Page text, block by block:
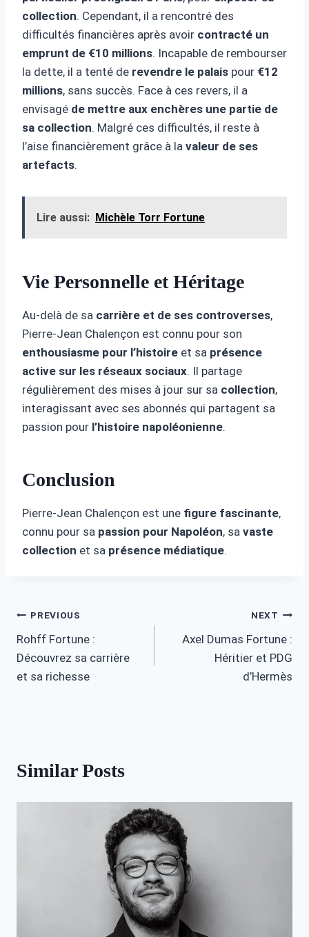
collection. Cependant, il a rencontré des
difficultés financières après avoir contracté un
emprunt de €10 millions. Incapable de rembourser
la dette, il a tenté de revendre le palais pour €12
millions, sans succès. Face à ces revers, il a
envisagé de mettre aux enchères une partie de
sa collection. Malgré ces difficultés, il reste à
l’aise financièrement grâce à la valeur de ses
artefacts.
Lire aussi: Michèle Torr Fortune
Vie Personnelle et Héritage
Au-delà de sa carrière et de ses controverses,
Pierre-Jean Chalençon est connu pour son
enthousiasme pour l’histoire et sa présence
active sur les réseaux sociaux. Il partage
régulièrement des mises à jour sur sa collection,
interagissant avec ses abonnés qui partagent sa
passion pour l’histoire napoléonienne.
Conclusion
Pierre-Jean Chalençon est une figure fascinante,
connu pour sa passion pour Napoléon, sa vaste
collection et sa présence médiatique.
Post
navigation
PREVIOUS
Rohff Fortune :
Découvrez sa carrière
et sa richesse
NEXT
Axel Dumas Fortune :
Héritier et PDG
d’Hermès
Similar Posts